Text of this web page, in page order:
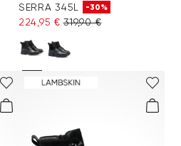
SERRA 345L -30%
224,95 € 319,90 €